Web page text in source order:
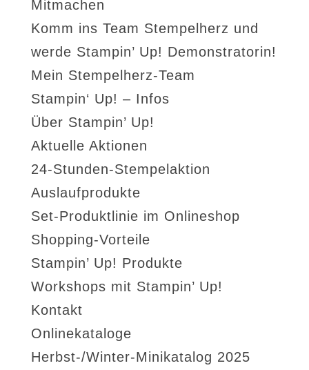
Mitmachen
Komm ins Team Stempelherz und
werde Stampin’ Up! Demonstratorin!
Mein Stempelherz-Team
Stampin‘ Up! – Infos
Über Stampin’ Up!
Aktuelle Aktionen
24-Stunden-Stempelaktion
Auslaufprodukte
Set-Produktlinie im Onlineshop
Shopping-Vorteile
Stampin’ Up! Produkte
Workshops mit Stampin’ Up!
Kontakt
Onlinekataloge
Herbst-/Winter-Minikatalog 2025